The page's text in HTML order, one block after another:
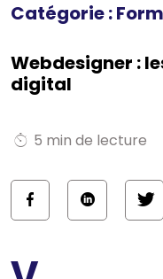
Catégorie :
Webdesigner :
digital
5 min de lecture